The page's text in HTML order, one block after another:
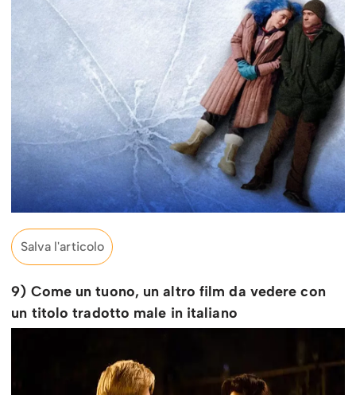
Salva l'articolo
9) Come un tuono, un altro film da vedere con
un titolo tradotto male in italiano